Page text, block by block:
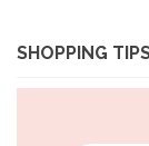
SHOPPING